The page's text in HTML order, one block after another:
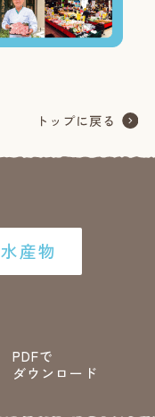
水産物
PDFで
ダウンロード